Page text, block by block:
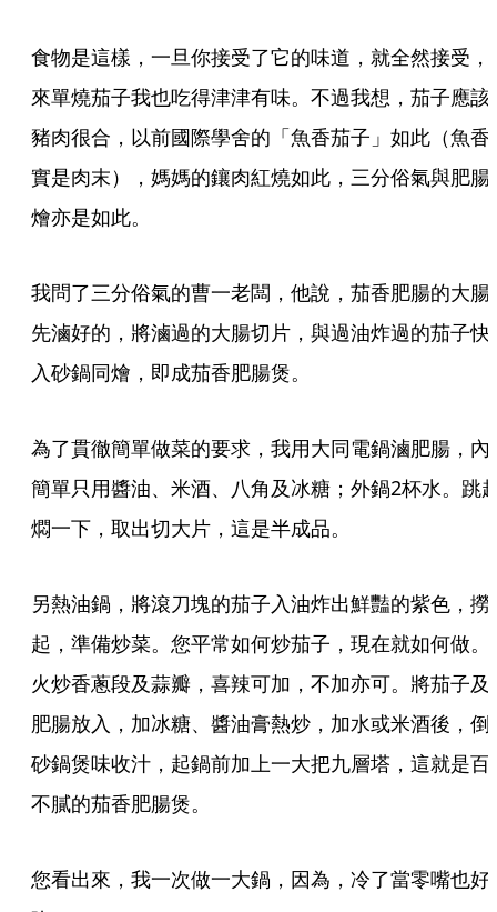
食物是這樣，一旦你接受了它的味道，就全然接受，
來單燒茄子我也吃得津津有味。不過我想，茄子應該
豬肉很合，以前國際學舍的「魚香茄子」如此（魚香
實是肉末），媽媽的鑲肉紅燒如此，三分俗氣與肥腸
燴亦是如此。
我問了三分俗氣的曹一老闆，他說，茄香肥腸的大腸
先滷好的，將滷過的大腸切片，與過油炸過的茄子快
入砂鍋同燴，即成茄香肥腸煲。
為了貫徹簡單做菜的要求，我用大同電鍋滷肥腸，內
簡單只用醬油、米酒、八角及冰糖；外鍋2杯水。跳
燜一下，取出切大片，這是半成品。
另熱油鍋，將滾刀塊的茄子入油炸出鮮豔的紫色，撈
起，準備炒菜。您平常如何炒茄子，現在就如何做。
火炒香蔥段及蒜瓣，喜辣可加，不加亦可。將茄子及
肥腸放入，加冰糖、醬油膏熱炒，加水或米酒後，倒
砂鍋煲味收汁，起鍋前加上一大把九層塔，這就是百
不膩的茄香肥腸煲。
您看出來，我一次做一大鍋，因為，冷了當零嘴也好